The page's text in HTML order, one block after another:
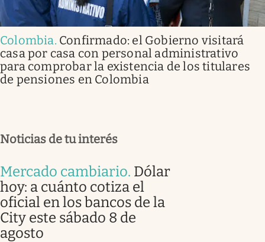
Colombia. Confirmado: el Gobierno visitará
casa por casa con personal administrativo
para comprobar la existencia de los titulares
de pensiones en Colombia
Noticias de tu interés
Mercado cambiario. Dólar
hoy: a cuánto cotiza el
oficial en los bancos de la
City este sábado 8 de
agosto